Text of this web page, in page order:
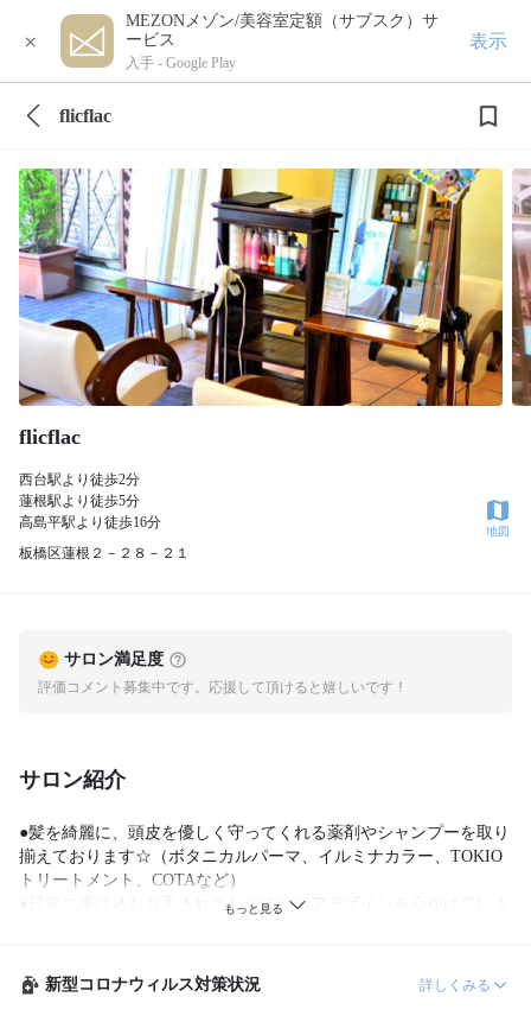
×
MEZONメゾン/美容室定額（サブスク）サ
ービス
入手 - Google Play
表示
flicflac
flicflac
西台駅より徒歩2分
蓮根駅より徒歩5分
高島平駅より徒歩16分
板橋区蓮根２－２８－２１
地図
サロン満足度
評価コメント募集中です。応援して頂けると嬉しいです！
サロン紹介
●髪を綺麗に、頭皮を優しく守ってくれる薬剤やシャンプーを取り
揃えております☆（ボタニカルパーマ、イルミナカラー、TOKIO
トリートメント、COTAなど）
●日常に溶け込むお手入れのしやすいヘアデザインを心がけていま
新型コロナウィルス対策状況 詳しくみる